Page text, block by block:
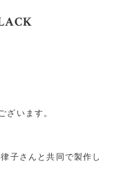
ざいます。
子さんと共同で製作し